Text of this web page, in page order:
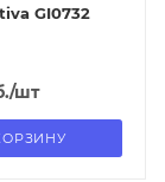
GI0732
/шт